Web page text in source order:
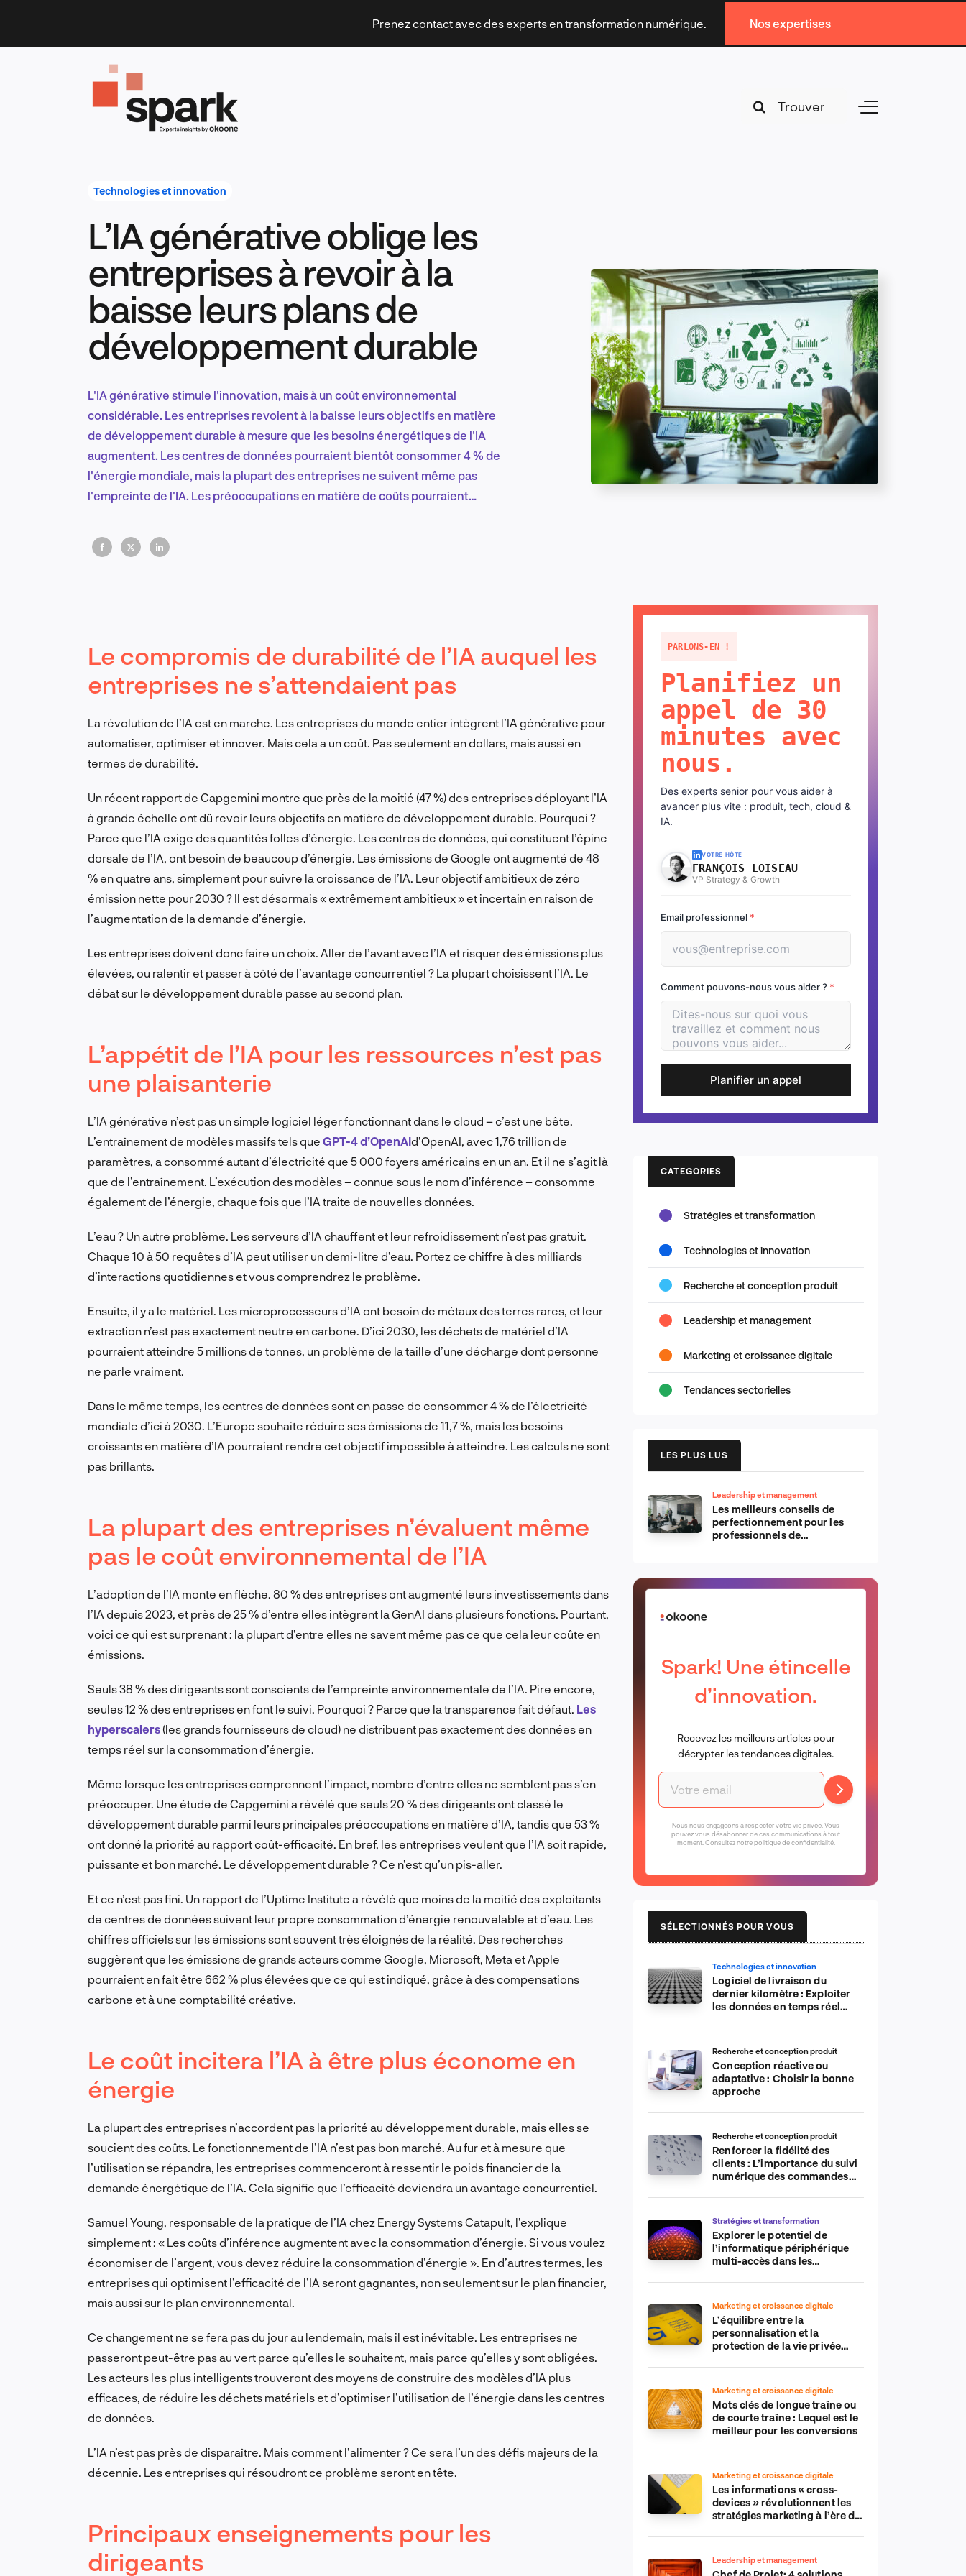
content
Prenez contact avec des experts en transformation numérique. Nos expertises
Toggle
Technologies et innovation
Leadership et management
Recherche et conception produit
FR
Technologies et innovation
L’IA générative oblige les
entreprises à revoir à la
baisse leurs plans de
développement durable
L'IA générative stimule l'innovation, mais à un coût environnemental
considérable. Les entreprises revoient à la baisse leurs objectifs en matière
de développement durable à mesure que les besoins énergétiques de l'IA
augmentent. Les centres de données pourraient bientôt consommer 4 % de
l'énergie mondiale, mais la plupart des entreprises ne suivent même pas
l'empreinte de l'IA. Les préoccupations en matière de coûts pourraient
Le compromis de durabilité de l’IA auquel les
entreprises ne s’attendaient pas
La révolution de l’IA est en marche. Les entreprises du monde entier intègrent l’IA générative pour
automatiser, optimiser et innover. Mais cela a un coût. Pas seulement en dollars, mais aussi en
termes de durabilité.
Un récent rapport de Capgemini montre que près de la moitié (47 %) des entreprises déployant l’IA
à grande échelle ont dû revoir leurs objectifs en matière de développement durable. Pourquoi ?
Parce que l’IA exige des quantités folles d’énergie. Les centres de données, qui constituent l’épine
dorsale de l’IA, ont besoin de beaucoup d’énergie. Les émissions de Google ont augmenté de 48
% en quatre ans, simplement pour suivre la croissance de l’IA. Leur objectif ambitieux de zéro
émission nette pour 2030 ? Il est désormais « extrêmement ambitieux » et incertain en raison de
l’augmentation de la demande d’énergie.
Les entreprises doivent donc faire un choix. Aller de l’avant avec l’IA et risquer des émissions plus
élevées, ou ralentir et passer à côté de l’avantage concurrentiel ? La plupart choisissent l’IA. Le
débat sur le développement durable passe au second plan.
L’appétit de l’IA pour les ressources n’est pas
une plaisanterie
L’IA générative n’est pas un simple logiciel léger fonctionnant dans le cloud – c’est une bête.
L’entraînement de modèles massifs tels que GPT-4 d’OpenAId’OpenAI, avec 1,76 trillion de
paramètres, a consommé autant d’électricité que 5 000 foyers américains en un an. Et il ne s’agit là
que de l’entraînement. L’exécution des modèles – connue sous le nom d’inférence – consomme
également de l’énergie, chaque fois que l’IA traite de nouvelles données.
L’eau ? Un autre problème. Les serveurs d’IA chauffent et leur refroidissement n’est pas gratuit.
Chaque 10 à 50 requêtes d’IA peut utiliser un demi-litre d’eau. Portez ce chiffre à des milliards
d’interactions quotidiennes et vous comprendrez le problème.
Ensuite, il y a le matériel. Les microprocesseurs d’IA ont besoin de métaux des terres rares, et leur
extraction n’est pas exactement neutre en carbone. D’ici 2030, les déchets de matériel d’IA
pourraient atteindre 5 millions de tonnes, un problème de la taille d’une décharge dont personne
ne parle vraiment.
Dans le même temps, les centres de données sont en passe de consommer 4 % de l’électricité
mondiale d’ici à 2030. L’Europe souhaite réduire ses émissions de 11,7 %, mais les besoins
croissants en matière d’IA pourraient rendre cet objectif impossible à atteindre. Les calculs ne sont
pas brillants.
La plupart des entreprises n’évaluent même
pas le coût environnemental de l’IA
L’adoption de l’IA monte en flèche. 80 % des entreprises ont augmenté leurs investissements dans
l’IA depuis 2023, et près de 25 % d’entre elles intègrent la GenAI dans plusieurs fonctions. Pourtant,
voici ce qui est surprenant : la plupart d’entre elles ne savent même pas ce que cela leur coûte en
émissions.
Seuls 38 % des dirigeants sont conscients de l’empreinte environnementale de l’IA. Pire encore,
seules 12 % des entreprises en font le suivi. Pourquoi ? Parce que la transparence fait défaut. Les
hyperscalers (les grands fournisseurs de cloud) ne distribuent pas exactement des données en
temps réel sur la consommation d’énergie.
Même lorsque les entreprises comprennent l’impact, nombre d’entre elles ne semblent pas s’en
préoccuper. Une étude de Capgemini a révélé que seuls 20 % des dirigeants ont classé le
développement durable parmi leurs principales préoccupations en matière d’IA, tandis que 53 %
ont donné la priorité au rapport coût-efficacité. En bref, les entreprises veulent que l’IA soit rapide,
puissante et bon marché. Le développement durable ? Ce n’est qu’un pis-aller.
Et ce n’est pas fini. Un rapport de l’Uptime Institute a révélé que moins de la moitié des exploitants
de centres de données suivent leur propre consommation d’énergie renouvelable et d’eau. Les
chiffres officiels sur les émissions sont souvent très éloignés de la réalité. Des recherches
suggèrent que les émissions de grands acteurs comme Google, Microsoft, Meta et Apple
pourraient en fait être 662 % plus élevées que ce qui est indiqué, grâce à des compensations
carbone et à une comptabilité créative.
Le coût incitera l’IA à être plus économe en
énergie
La plupart des entreprises n’accordent pas la priorité au développement durable, mais elles se
soucient des coûts. Le fonctionnement de l’IA n’est pas bon marché. Au fur et à mesure que
l’utilisation se répandra, les entreprises commenceront à ressentir le poids financier de la
demande énergétique de l’IA. Cela signifie que l’efficacité deviendra un avantage concurrentiel.
Samuel Young, responsable de la pratique de l’IA chez Energy Systems Catapult, l’explique
simplement : « Les coûts d’inférence augmentent avec la consommation d’énergie. Si vous voulez
économiser de l’argent, vous devez réduire la consommation d’énergie ». En d’autres termes, les
entreprises qui optimisent l’efficacité de l’IA seront gagnantes, non seulement sur le plan financier,
mais aussi sur le plan environnemental.
Ce changement ne se fera pas du jour au lendemain, mais il est inévitable. Les entreprises ne
passeront peut-être pas au vert parce qu’elles le souhaitent, mais parce qu’elles y sont obligées.
Les acteurs les plus intelligents trouveront des moyens de construire des modèles d’IA plus
efficaces, de réduire les déchets matériels et d’optimiser l’utilisation de l’énergie dans les centres
de données.
L’IA n’est pas près de disparaître. Mais comment l’alimenter ? Ce sera l’un des défis majeurs de la
décennie. Les entreprises qui résoudront ce problème seront en tête.
Principaux enseignements pour les
dirigeants
PARLONS-EN !
Planifiez un
appel de 30
minutes avec
nous.
Des experts senior pour vous aider à
avancer plus vite : produit, tech, cloud &
IA.
VOTRE HÔTE
FRANÇOIS LOISEAU
VP Strategy & Growth
Email professionnel *
Comment pouvons-nous vous aider ? *
Planifier un appel
CATEGORIES
Stratégies et transformation
Technologies et innovation
Recherche et conception produit
Leadership et management
Marketing et croissance digitale
Tendances sectorielles
LES PLUS LUS
Leadership et management
Les meilleurs conseils de
perfectionnement pour les
professionnels de
Spark! Une étincelle
d’innovation.
Recevez les meilleurs articles pour
décrypter les tendances digitales.
Nous nous engageons à respecter votre vie privée. Vous
pouvez vous désabonner de ces communications à tout
moment. Consultez notrepolitique de confidentialité.
SÉLECTIONNÉS POUR VOUS
Technologies et innovation
Logiciel de livraison du
dernier kilomètre : Exploiter
les données en temps réel
Recherche et conception produit
Conception réactive ou
adaptative : Choisir la bonne
approche
Recherche et conception produit
Renforcer la fidélité des
clients : L’importance du suivi
numérique des commandes
commerce électronique
Stratégies et transformation
Explorer le potentiel de
l’informatique périphérique
multi-accès dans les
Marketing et croissance digitale
L’équilibre entre la
personnalisation et la
protection de la vie privée
Marketing et croissance digitale
Mots clés de longue traîne ou
de courte traîne : Lequel est le
meilleur pour les conversions
Marketing et croissance digitale
Les informations « cross-
devices » révolutionnent les
stratégies marketing à l’ère du
Leadership et management